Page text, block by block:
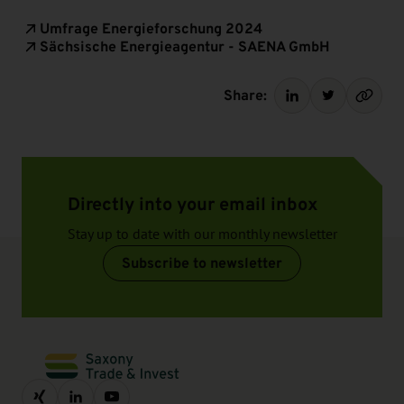
Umfrage Energieforschung 2024
Sächsische Energieagentur - SAENA GmbH
Share:
Directly into your email inbox
Stay up to date with our monthly newsletter
Subscribe to newsletter